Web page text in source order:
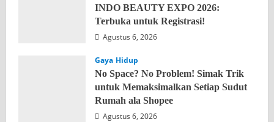
INDO BEAUTY EXPO 2026:
Terbuka untuk Registrasi!
Agustus 6, 2026
Gaya Hidup
No Space? No Problem! Simak Trik
untuk Memaksimalkan Setiap Sudut
Rumah ala Shopee
Agustus 6, 2026